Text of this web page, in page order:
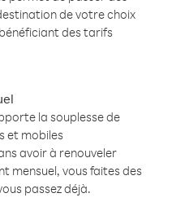
de votre choix
des tarifs
la souplesse de
et mobiles
avoir à renouveler
mensuel, vous faites des
passez déjà.